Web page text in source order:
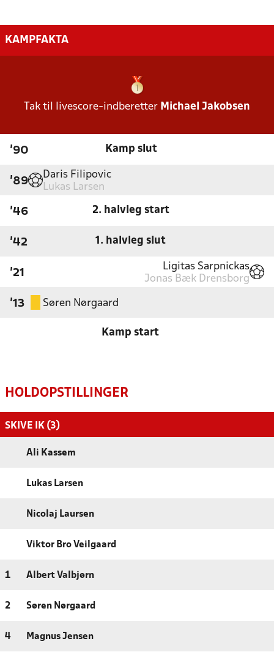
KAMPFAKTA
Tak til livescore-indberetter Michael Jakobsen
'90 Kamp slut
'89
Daris Filipovic
Lukas Larsen
'46 2. halvleg start
'42 1. halvleg slut
'21
Ligitas Sarpnickas
Jonas Bæk Drensborg
'13 Søren Nørgaard
Kamp start
HOLDOPSTILLINGER
SKIVE IK (3)
Ali Kassem
Lukas Larsen
Nicolaj Laursen
Viktor Bro Veilgaard
1 Albert Valbjørn
2 Søren Nørgaard
4 Magnus Jensen